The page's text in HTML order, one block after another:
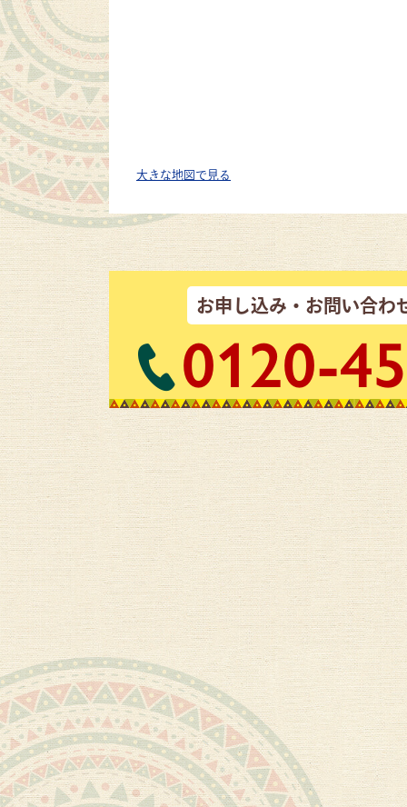
大きな地図で見る
お申し込み・お問い合わ
0120-